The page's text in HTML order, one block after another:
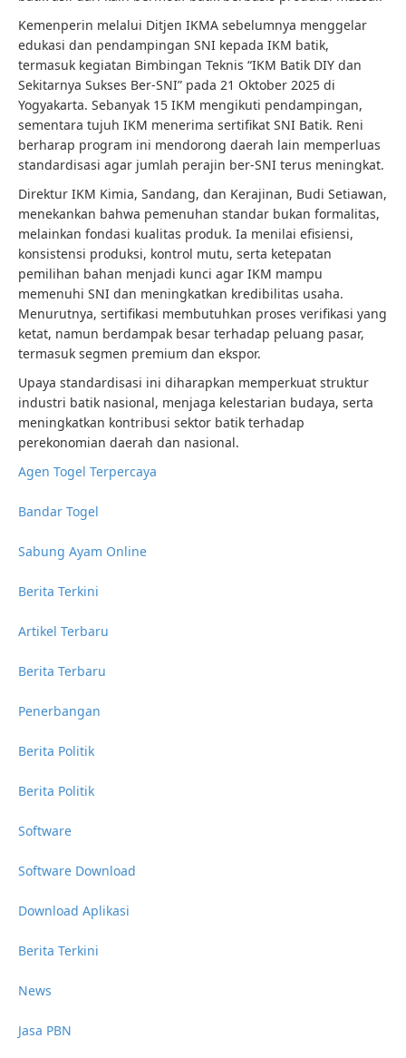
Kemenperin melalui Ditjen IKMA sebelumnya menggelar
edukasi dan pendampingan SNI kepada IKM batik,
termasuk kegiatan Bimbingan Teknis “IKM Batik DIY dan
Sekitarnya Sukses Ber-SNI” pada 21 Oktober 2025 di
Yogyakarta. Sebanyak 15 IKM mengikuti pendampingan,
sementara tujuh IKM menerima sertifikat SNI Batik. Reni
berharap program ini mendorong daerah lain memperluas
standardisasi agar jumlah perajin ber-SNI terus meningkat.
Direktur IKM Kimia, Sandang, dan Kerajinan, Budi Setiawan,
menekankan bahwa pemenuhan standar bukan formalitas,
melainkan fondasi kualitas produk. Ia menilai efisiensi,
konsistensi produksi, kontrol mutu, serta ketepatan
pemilihan bahan menjadi kunci agar IKM mampu
memenuhi SNI dan meningkatkan kredibilitas usaha.
Menurutnya, sertifikasi membutuhkan proses verifikasi yang
ketat, namun berdampak besar terhadap peluang pasar,
termasuk segmen premium dan ekspor.
Upaya standardisasi ini diharapkan memperkuat struktur
industri batik nasional, menjaga kelestarian budaya, serta
meningkatkan kontribusi sektor batik terhadap
perekonomian daerah dan nasional.
Agen Togel Terpercaya
Bandar Togel
Sabung Ayam Online
Berita Terkini
Artikel Terbaru
Berita Terbaru
Penerbangan
Berita Politik
Berita Politik
Software
Software Download
Download Aplikasi
Berita Terkini
News
Jasa PBN